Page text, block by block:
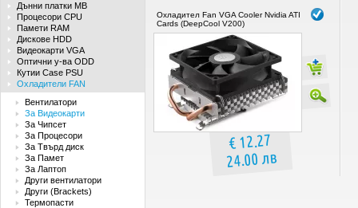
Дънни платки MB
Процесори CPU
Памети RAM
Дискове HDD
Видеокарти VGA
Оптични у-ва ODD
Кутии Case PSU
Охладители FAN
Вентилатори
За Видеокарти
За Чипсет
За Процесори
За Твърд диск
За Памет
За Лаптоп
Други вентилатори
Други (Brackets)
Термопасти
Охладител Fan VGA Cooler Nvidia ATI
Cards (DeepCool V200)
€ 12.27
24.00 лв